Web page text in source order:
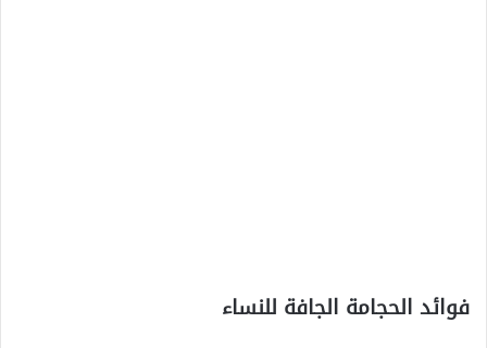
فوائد الحجامة الجافة للنساء